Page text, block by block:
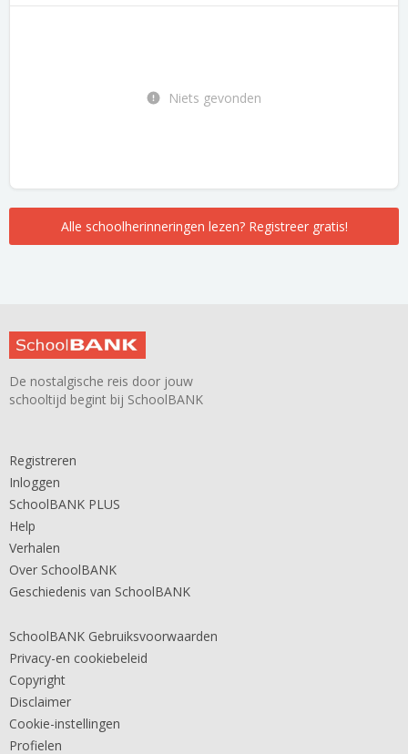
Niets gevonden
Alle schoolherinneringen lezen? Registreer gratis!
De nostalgische reis door jouw
schooltijd begint bij SchoolBANK
Registreren
Inloggen
SchoolBANK PLUS
Help
Verhalen
Over SchoolBANK
Geschiedenis van SchoolBANK
SchoolBANK Gebruiksvoorwaarden
Privacy-en cookiebeleid
Copyright
Disclaimer
Cookie-instellingen
Profielen